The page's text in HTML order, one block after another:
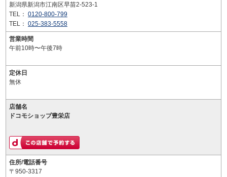
新潟県新潟市江南区早苗2-523-1
TEL： 0120-800-799
TEL： 025-383-5558
営業時間
午前10時〜午後7時
定休日
無休
店舗名
ドコモショップ豊栄店
住所/電話番号
〒950-3317